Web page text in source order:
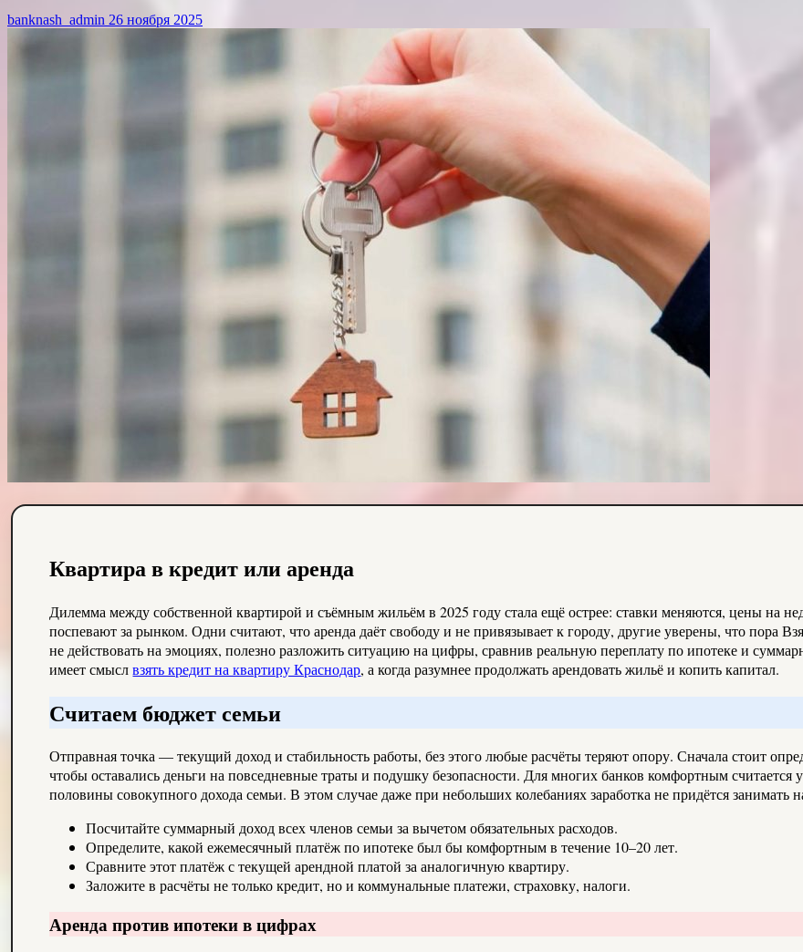
banknash_admin 26 ноября 2025
Квартира в кредит или аренда
Дилемма между собственной квартирой и съёмным жильём в 2025 году стала ещё острее: ставки меняются, цены на
поспевают за рынком. Одни считают, что аренда даёт свободу и не привязывает к городу, другие уверены, что пора
не действовать на эмоциях, полезно разложить ситуацию на цифры, сравнив реальную переплату по ипотеке и
имеет смыслвзять кредит на квартиру Краснодар, а когда разумнее продолжать арендовать жильё и копить капитал.
Считаем бюджет семьи
Отправная точка — текущий доход и стабильность работы, без этого любые расчёты теряют опору. Сначала стоит
чтобы оставались деньги на повседневные траты и подушку безопасности. Для многих банков комфортным
половины совокупного дохода семьи. В этом случае даже при небольших колебаниях заработка не придётся занимать
Посчитайте суммарный доход всех членов семьи за вычетом обязательных расходов.
Определите, какой ежемесячный платёж по ипотеке был бы комфортным в течение 10–20 лет.
Сравните этот платёж с текущей арендной платой за аналогичную квартиру.
Заложите в расчёты не только кредит, но и коммунальные платежи, страховку, налоги.
Аренда против ипотеки в цифрах